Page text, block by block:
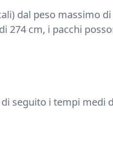
dal peso massimo
274 cm, i pacchi
seguito i tempi medi